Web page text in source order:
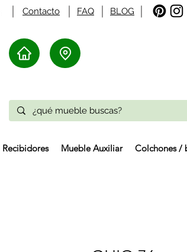
FAQ
Contacto BLOG
Recibidores Mueble Auxiliar Colchones /